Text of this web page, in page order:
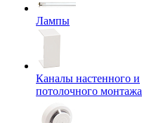
Лампы
Каналы настенного и
потолочного монтажа